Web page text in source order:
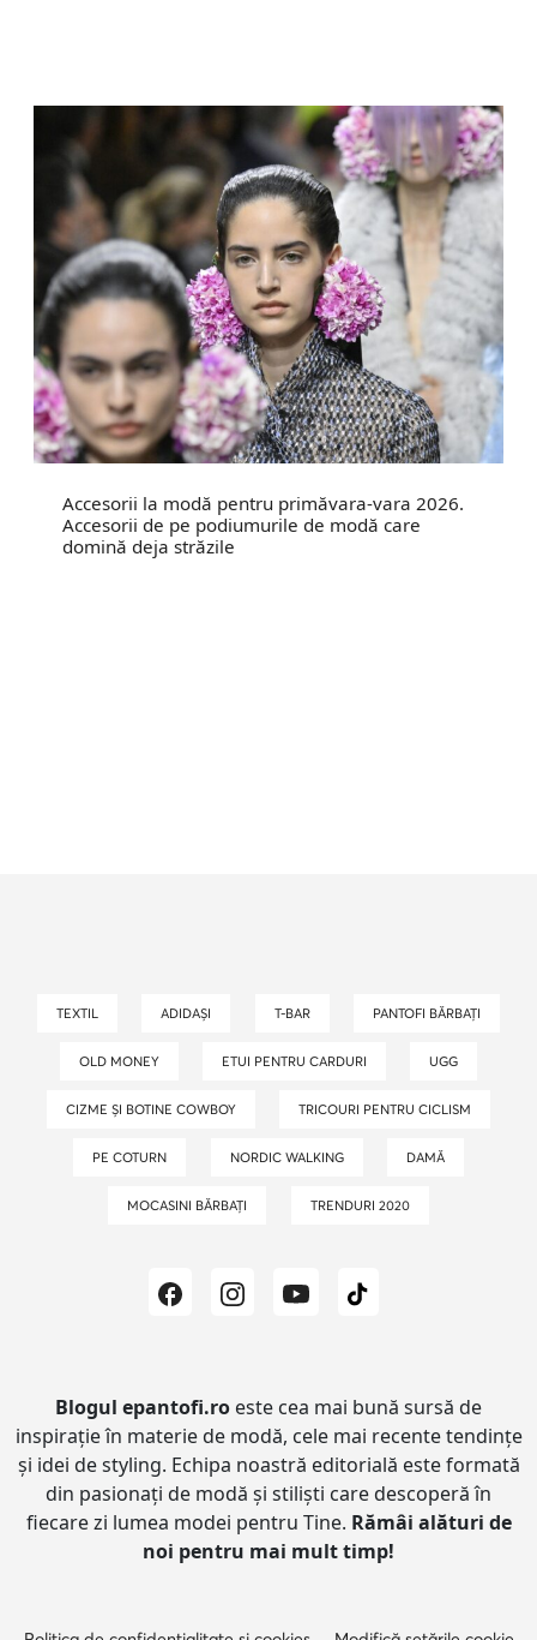
Accesorii la modă pentru primăvara-vara 2026.
Accesorii de pe podiumurile de modă care
domină deja străzile
TEXTIL ADIDAȘI T-BAR PANTOFI BĂRBAȚI
OLD MONEY ETUI PENTRU CARDURI UGG
CIZME ȘI BOTINE COWBOY TRICOURI PENTRU CICLISM
PE COTURN NORDIC WALKING DAMĂ
MOCASINI BĂRBAȚI TRENDURI 2020
Blogul epantofi.ro este cea mai bună sursă de
inspirație în materie de modă, cele mai recente tendințe
și idei de styling. Echipa noastră editorială este formată
din pasionați de modă și stiliști care descoperă în
fiecare zi lumea modei pentru Tine. Rămâi alături de
noi pentru mai mult timp!